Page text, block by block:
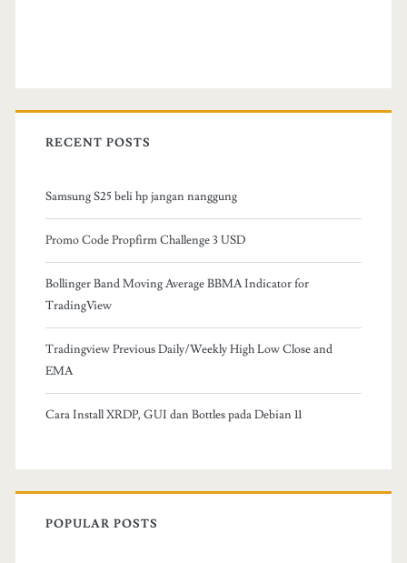
RECENT POSTS
Samsung S25 beli hp jangan nanggung
Promo Code Propfirm Challenge 3 USD
Bollinger Band Moving Average BBMA Indicator for
TradingView
Tradingview Previous Daily/Weekly High Low Close and
EMA
Cara Install XRDP, GUI dan Bottles pada Debian 11
POPULAR POSTS